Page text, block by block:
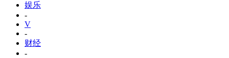
娱乐
-
V
-
财经
-